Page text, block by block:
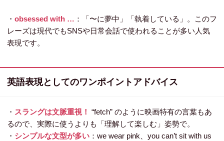
・ obsessed with … ：「〜に夢中」「執着している」。このフ
レーズは現代でもSNSや日常会話で使われることが多い人気
表現です。
英語表現としてのワンポイントアドバイス
・ スラングは文脈重視！ “fetch” のように映画特有の言葉もあ
るので、実際に使うよりも「理解して楽しむ」姿勢で。
・ シンプルな文型が多い ： we wear pink you can’t sit with us